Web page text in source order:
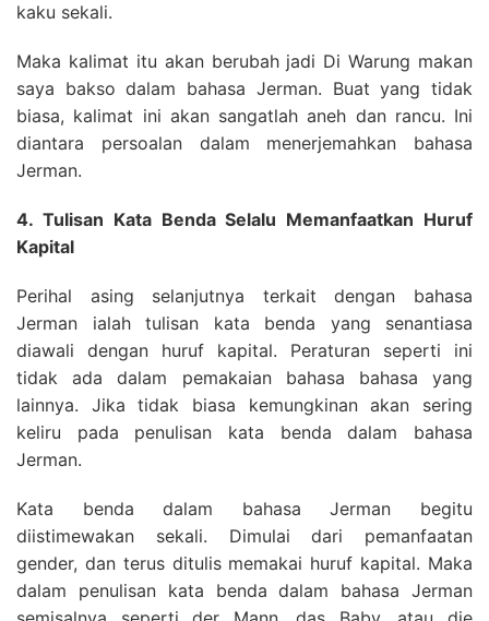
kaku sekali.
Maka kalimat itu akan berubah jadi Di Warung makan
saya bakso dalam bahasa Jerman. Buat yang tidak
biasa, kalimat ini akan sangatlah aneh dan rancu. Ini
diantara persoalan dalam menerjemahkan bahasa
Jerman.
4. Tulisan Kata Benda Selalu Memanfaatkan Huruf
Kapital
Perihal asing selanjutnya terkait dengan bahasa
Jerman ialah tulisan kata benda yang senantiasa
diawali dengan huruf kapital. Peraturan seperti ini
tidak ada dalam pemakaian bahasa bahasa yang
lainnya. Jika tidak biasa kemungkinan akan sering
keliru pada penulisan kata benda dalam bahasa
Jerman.
Kata benda dalam bahasa Jerman begitu
diistimewakan sekali. Dimulai dari pemanfaatan
gender, dan terus ditulis memakai huruf kapital. Maka
dalam penulisan kata benda dalam bahasa Jerman